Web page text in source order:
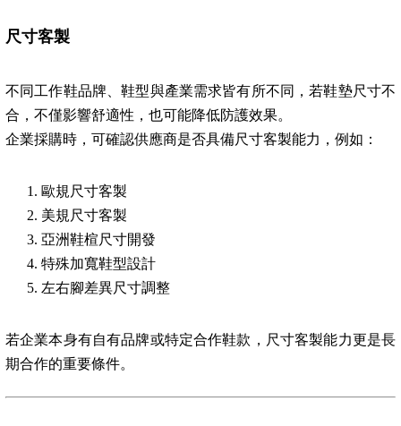
尺寸客製
不同工作鞋品牌、鞋型與產業需求皆有所不同，若鞋墊尺寸不
合，不僅影響舒適性，也可能降低防護效果。
企業採購時，可確認供應商是否具備尺寸客製能力，例如：
歐規尺寸客製
美規尺寸客製
亞洲鞋楦尺寸開發
特殊加寬鞋型設計
左右腳差異尺寸調整
若企業本身有自有品牌或特定合作鞋款，尺寸客製能力更是長
期合作的重要條件。